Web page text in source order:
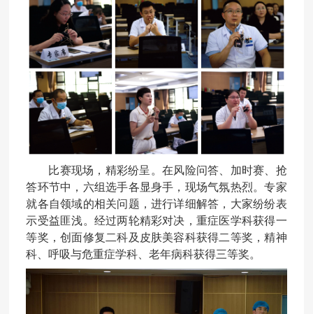
比赛现场，精彩纷呈。在风险问答、加时赛、抢
答环节中，六组选手各显身手，现场气氛热烈。专家
就各自领域的相关问题，进行详细解答，大家纷纷表
示受益匪浅。经过两轮精彩对决，重症医学科获得一
等奖，创面修复二科及皮肤美容科获得二等奖，精神
科、呼吸与危重症学科、老年病科获得三等奖。